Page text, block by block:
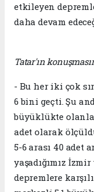
etkileyen
daha devam
Tatar'ın
- Bu her iki çok
6 bini geçti. Şu
büyüklükte olanlar
adet olarak
5-6 arası 40 adet
yaşadığımız
depremlere